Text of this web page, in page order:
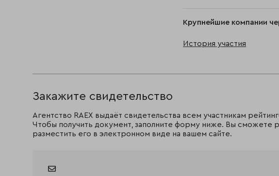
Крупнейшие компании
История участия
Закажите свидетельство
Агентство RAEX выдаёт свидетельства всем участникам
Чтобы получить документ, заполните форму ниже. Вы сможете
разместить его в электронном виде на вашем сайте.